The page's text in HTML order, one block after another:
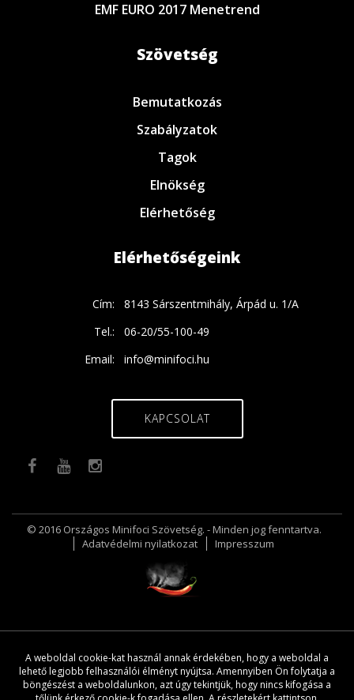
EMF EURO 2017 Menetrend
Szövetség
Bemutatkozás
Szabályzatok
Tagok
Elnökség
Elérhetőség
Elérhetőségeink
Cím:
8143 Sárszentmihály, Árpád u. 1/A
Tel.:
06-20/55-100-49
Email:
info@minifoci.hu
KAPCSOLAT
© 2016 Országos Minifoci Szövetség. - Minden jog fenntartva.
Adatvédelmi nyilatkozat
Impresszum
A weboldal cookie-kat használ annak érdekében, hogy a weboldal a
lehető legjobb felhasználói élményt nyújtsa. Amennyiben Ön folytatja a
böngészést a weboldalunkon, azt úgy tekintjük, hogy nincs kifogása a